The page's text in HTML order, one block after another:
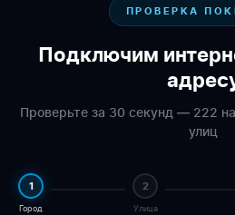
ПРОВЕРКА
Подключим
Проверьте за 30 секунд — 222
улиц
1
Город
2
Улица